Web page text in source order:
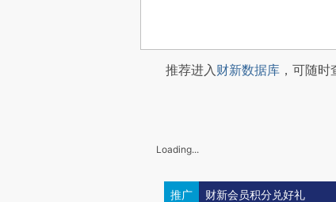
推荐进入财新数据库 ，可随
Loading...
推广 财新会员积分兑好礼